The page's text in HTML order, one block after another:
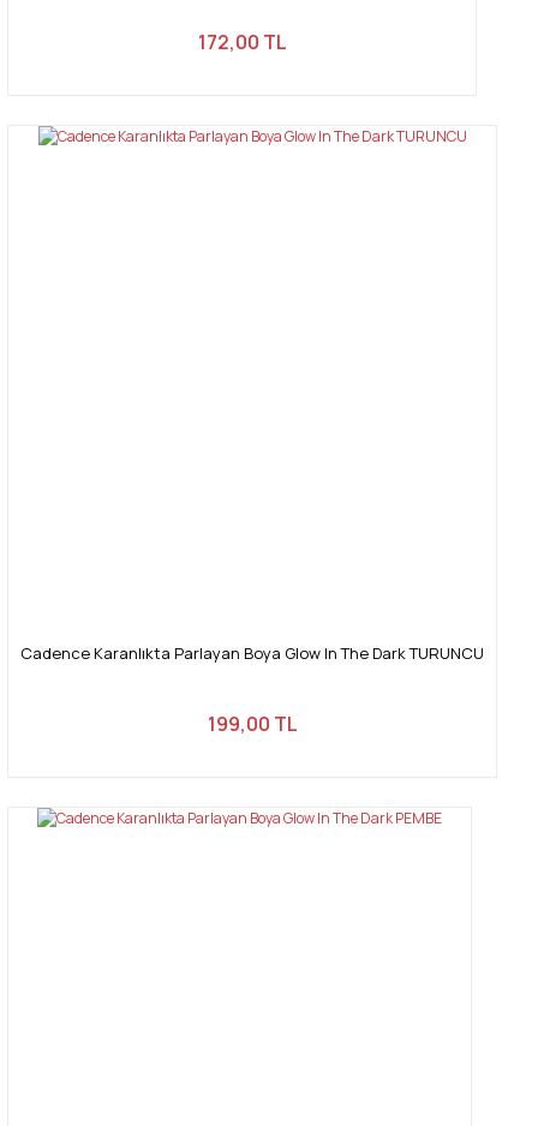
172,00 TL
Cadence Karanlıkta Parlayan Boya Glow In The Dark TURUNCU
199,00 TL